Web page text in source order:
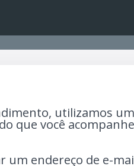
utilizamos
que você
endereço de e-